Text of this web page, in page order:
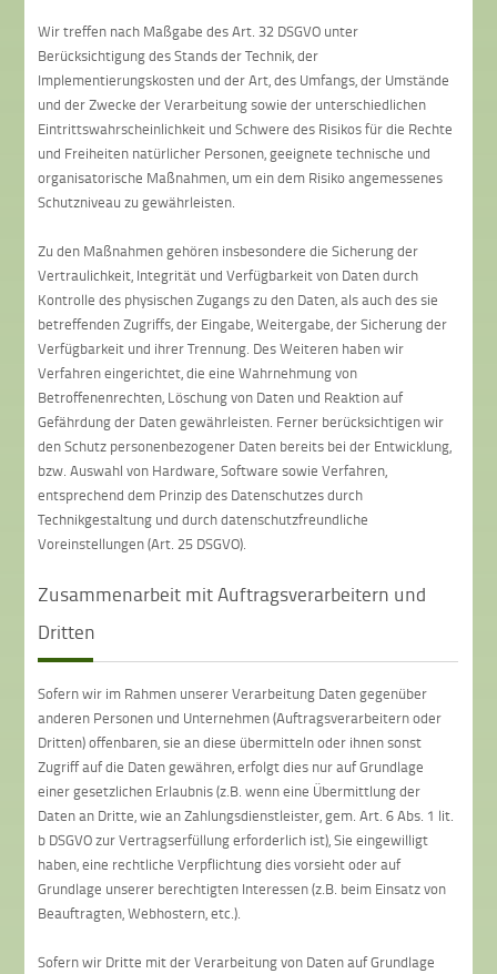
Wir treffen nach Maßgabe des Art. 32 DSGVO unter
Berücksichtigung des Stands der Technik, der
Implementierungskosten und der Art, des Umfangs, der Umstände
und der Zwecke der Verarbeitung sowie der unterschiedlichen
Eintrittswahrscheinlichkeit und Schwere des Risikos für die Rechte
und Freiheiten natürlicher Personen, geeignete technische und
organisatorische Maßnahmen, um ein dem Risiko angemessenes
Schutzniveau zu gewährleisten.
Zu den Maßnahmen gehören insbesondere die Sicherung der
Vertraulichkeit, Integrität und Verfügbarkeit von Daten durch
Kontrolle des physischen Zugangs zu den Daten, als auch des sie
betreffenden Zugriffs, der Eingabe, Weitergabe, der Sicherung der
Verfügbarkeit und ihrer Trennung. Des Weiteren haben wir
Verfahren eingerichtet, die eine Wahrnehmung von
Betroffenenrechten, Löschung von Daten und Reaktion auf
Gefährdung der Daten gewährleisten. Ferner berücksichtigen wir
den Schutz personenbezogener Daten bereits bei der Entwicklung,
bzw. Auswahl von Hardware, Software sowie Verfahren,
entsprechend dem Prinzip des Datenschutzes durch
Technikgestaltung und durch datenschutzfreundliche
Voreinstellungen (Art. 25 DSGVO).
Zusammenarbeit mit Auftragsverarbeitern und
Dritten
Sofern wir im Rahmen unserer Verarbeitung Daten gegenüber
anderen Personen und Unternehmen (Auftragsverarbeitern oder
Dritten) offenbaren, sie an diese übermitteln oder ihnen sonst
Zugriff auf die Daten gewähren, erfolgt dies nur auf Grundlage
einer gesetzlichen Erlaubnis (z.B. wenn eine Übermittlung der
Daten an Dritte, wie an Zahlungsdienstleister, gem. Art. 6 Abs. 1 lit.
b DSGVO zur Vertragserfüllung erforderlich ist), Sie eingewilligt
haben, eine rechtliche Verpflichtung dies vorsieht oder auf
Grundlage unserer berechtigten Interessen (z.B. beim Einsatz von
Beauftragten, Webhostern, etc.).
Sofern wir Dritte mit der Verarbeitung von Daten auf Grundlage